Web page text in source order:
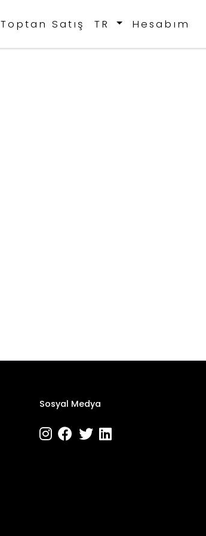
Toptan Satış TR Hesabım
Sosyal Medya